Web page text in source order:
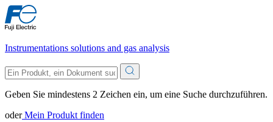
Instrumentations solutions and gas analysis
Geben Sie mindestens 2 Zeichen ein, um eine Suche durchzuführen.
oderMein Produkt finden